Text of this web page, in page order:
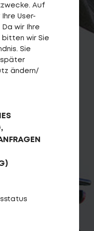
Auf
User-
wir Ihre
bitten wir Sie
Sie
später
ändern/